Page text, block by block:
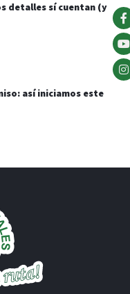
detalles sí cuentan (y
así iniciamos este